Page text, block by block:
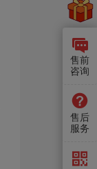
售前
咨询
售后
服务